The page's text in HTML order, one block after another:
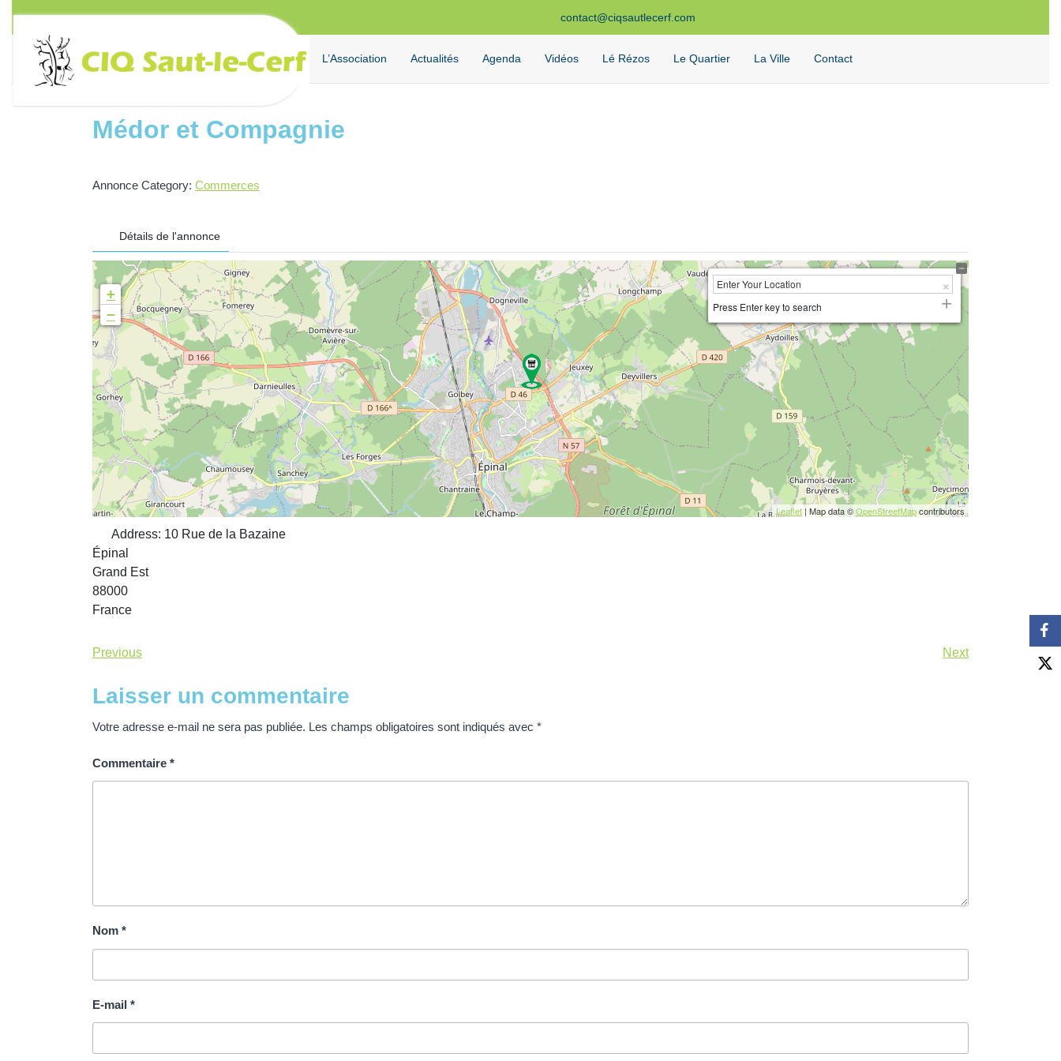
contenu
contact@ciqsautlecerf.com
L’Association Actualités Agenda Vidéos Lé Rézos Le Quartier La Ville Contact
Médor et Compagnie
Annonce Category: Commerces
Détails de l'annonce
+
−
Press Enter key to search
Leaflet | Map data ©OpenStreetMapcontributors
Address: 10 Rue de la Bazaine
Épinal
Grand Est
88000
France
Previous Next
Laisser un commentaire
Votre adresse e-mail ne sera pas publiée. Les champs obligatoires sont indiqués avec *
Commentaire *
Nom *
E-mail *